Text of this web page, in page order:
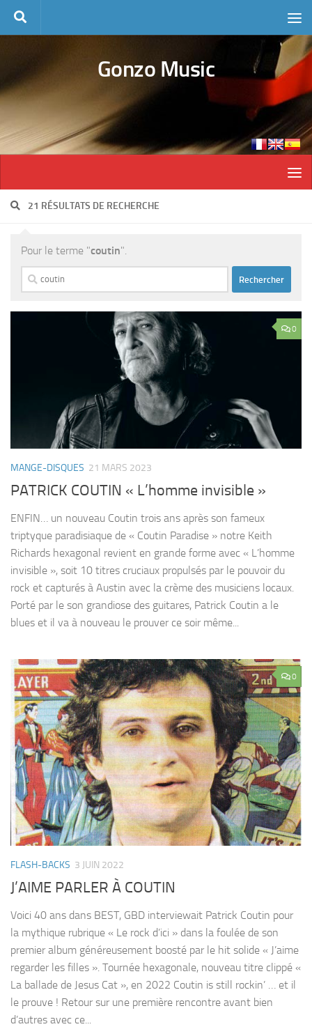
Skip to content
Gonzo Music
21 RÉSULTATS DE RECHERCHE
Pour le terme "coutin".
Rechercher :
0
MANGE-DISQUES 21 MARS 2023
PATRICK COUTIN « L’homme invisible »
ENFIN… un nouveau Coutin trois ans après son fameux
triptyque paradisiaque de « Coutin Paradise » notre Keith
Richards hexagonal revient en grande forme avec « L’homme
invisible », soit 10 titres cruciaux propulsés par le pouvoir du
rock et capturés à Austin avec la crème des musiciens locaux.
Porté par le son grandiose des guitares, Patrick Coutin a le
blues et il va à nouveau le prouver ce soir même...
0
FLASH-BACKS 3 JUIN 2022
J’AIME PARLER À COUTIN
Voici 40 ans dans BEST, GBD interviewait Patrick Coutin pour
la mythique rubrique « Le rock d’ici » dans la foulée de son
premier album généreusement boosté par le hit solide « J’aime
regarder les filles ». Tournée hexagonale, nouveau titre clippé «
La ballade de Jesus Cat », en 2022 Coutin is still rockin’ … et il
le prouve ! Retour sur une première rencontre avant bien
d’autres avec ce...